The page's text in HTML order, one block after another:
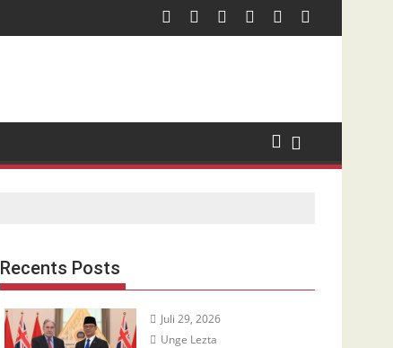
Recents Posts
Juli 29, 2026
Unge Lezta